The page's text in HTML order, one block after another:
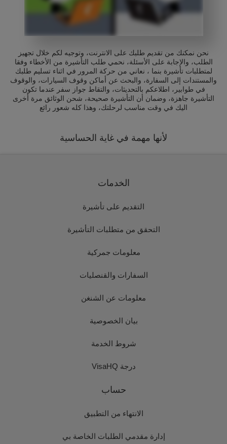
نحن نمكنك من تقديم طلبك على الانترنت، وتوجيه لكم خلال تجهيز
الطلب، والإجابة على الأسئلة، نحمي طلب التأشيرة من الأخطاء وفقا
لمتطلبات تأشيرة بنما ، نعاني من حركة المرور في اثناء تسليم طلبك
والمستندات إلى السفارة، والبحث عن أماكن وقوف السيارات، والوقوف
في طوابير، اطلاعكم بالتحديثات، والتقاط جواز سفر عندما تكون
التأشيرة جاهزة، وضمان أن التأشيرة صحيحة، شحن الوثائق مرة أخرى
اليك في وقت مناسب لرحلتك، وهذا كله شعور رائع
لأنها مهمة في غاية الحساسية
الخدمات
التقديم على تأشيرة
التحقق من متطلبات التأشيرة
معلومات جمركية
السفارات والقنصليات
معلومات عن الشنغن
بيان الخصوصية
شروط الخدمة
درجة VisaHQ
حساب
الانتهاء من التطبيق
إدارة مقدمي الطلبات الخاصة بي